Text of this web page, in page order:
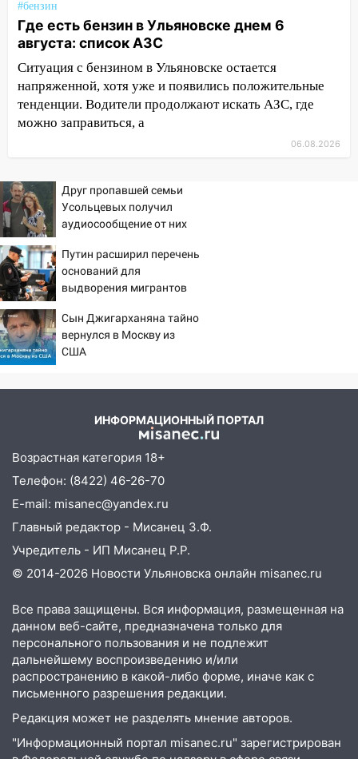
соседними Татарстаном и Саратовской
областью
09:41 Диана Шурыгина уверовала в
Бога в СИЗО
09:35 В Ульяновске директора фирмы
будут судить за неуплату налогов на 48
08:22
велосипедистку: пострадали двое
07:20
Жара возвращается: ожидается
знойный и сухой четверг
06:00
Под Ульяновском при развороте
пострадал 38-летний водитель
иномарки
05:00
«Каждая пятая женщина и каждый
второй мужчина в мире сталкиваются с
алопецией»: врач рассказал, чем может
быть вызвано облысение и как с этим
Гороскоп на 7 августа: пятница
принесет прилив творческой энергии и
отличные шансы исправить старые
ошибки
06.08.2026
23:20 Прогноз погоды на 7 августа в
Ульяновской области
20:04
Ульяновцев приглашают на забег,
посвящённый Дню воздушного флота
России
19:12 В Ульяновской области
руководителя частной компании
наказали за сокрытие прошлого своего
сотрудник
18:02
баскетбола!
#бензин
Где есть бензин в Ульяновске днем 6
августа: список АЗС
Ситуация с бензином в Ульяновске остается
напряженной, хотя уже и появились положительные
тенденции. Водители продолжают искать АЗС, где
можно заправиться, а
06.08.2026
Друг пропавшей семьи
Усольцевых получил
аудиосообщение от них
Путин расширил перечень
оснований для
выдворения мигрантов
Сын Джигарханяна тайно
вернулся в Москву из
США
ИНФОРМАЦИОННЫЙ ПОРТАЛ
Возрастная категория 18+
Телефон: (8422) 46-26-70
E-mail: misanec@yandex.ru
Главный редактор - Мисанец З.Ф.
Учредитель - ИП Мисанец Р.Р.
© 2014-2026 Новости Ульяновска онлайн misanec.ru
Все права защищены. Вся информация, размещенная на
данном веб-сайте, предназначена только для
персонального пользования и не подлежит
дальнейшему воспроизведению и/или
распространению в какой-либо форме, иначе как с
письменного разрешения редакции.
Редакция может не разделять мнение авторов.
"Информационный портал misanec.ru" зарегистрирован